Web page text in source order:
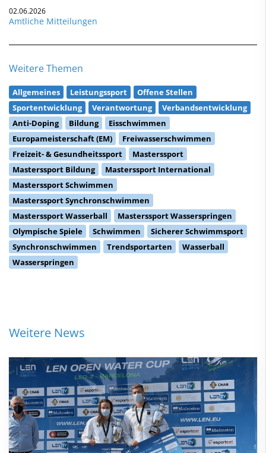
02.06.2026
Amtliche Mitteilungen
Weitere Themen
Allgemeines Leistungssport
Offene Stellen
Sportentwicklung
Verantwortung
Verbandsentwicklung
Anti-Doping
Bildung
Eisschwimmen
Europameisterschaft (EM)
Freiwasserschwimmen
Freizeit- & Gesundheitssport
Masterssport
Masterssport Bildung
Masterssport International
Masterssport Schwimmen
Masterssport Synchronschwimmen
Masterssport Wasserball
Masterssport Wasserspringen
Olympische Spiele
Schwimmen
Sicherer Schwimmsport
Synchronschwimmen
Trendsportarten
Wasserball
Wasserspringen
Weitere News